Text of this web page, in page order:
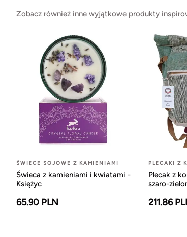
Zobacz również inne wyjątkowe produkty
ŚWIECE SOJOWE Z KAMIENIAMI
Świeca z kamieniami i kwiatami -
Księżyc
65.90 PLN
PLECAKI Z
Plecak z
szaro-
211.86